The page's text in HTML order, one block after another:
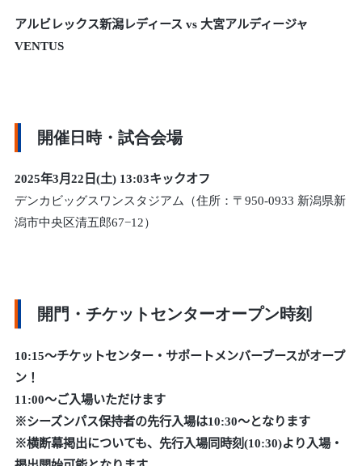
アルビレックス新潟レディース vs 大宮アルディージャ
VENTUS
開催日時・試合会場
2025年3月22日(土) 13:03キックオフ
デンカビッグスワンスタジアム（住所：〒950-0933 新潟県新
潟市中央区清五郎67−12）
開門・チケットセンターオープン時刻
10:15～チケットセンター・サポートメンバーブースがオープ
ン！
11:00～ご入場いただけます
※シーズンパス保持者の先行入場は10:30～となります
※横断幕掲出についても、先行入場同時刻(10:30)より入場・